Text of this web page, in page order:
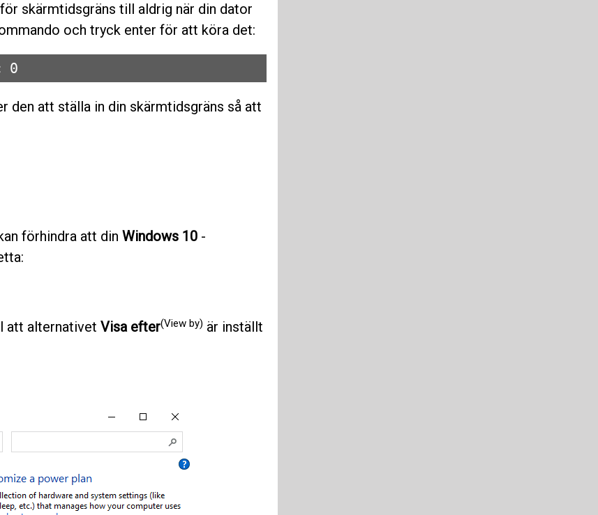
skärmtidsgräns till aldrig när din dator
och tryck enter för att köra det:
0
den att ställa in din skärmtidsgräns så att
förhindra att din Windows 10-
att alternativet Visa efter(View by) är inställt